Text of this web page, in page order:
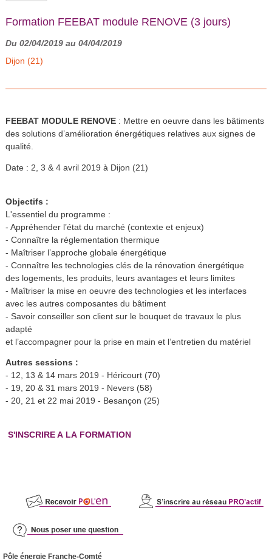
Formation FEEBAT module RENOVE (3 jours)
Du 02/04/2019 au 04/04/2019
Dijon (21)
FEEBAT MODULE RENOVE: Mettre en oeuvre dans les bâtiments
des solutions d’amélioration énergétiques relatives aux signes de
qualité.
Date : 2, 3 & 4 avril 2019 à Dijon (21)
Objectifs :
L'essentiel du programme :
- Appréhender l’état du marché (contexte et enjeux)
- Connaître la réglementation thermique
- Maîtriser l’approche globale énergétique
- Connaître les technologies clés de la rénovation énergétique
des logements, les produits, leurs avantages et leurs limites
- Maîtriser la mise en oeuvre des technologies et les interfaces
avec les autres composantes du bâtiment
- Savoir conseiller son client sur le bouquet de travaux le plus
adapté
et l’accompagner pour la prise en main et l’entretien du matériel
Autres sessions :
- 12, 13 & 14 mars 2019 - Héricourt (70)
- 19, 20 & 31 mars 2019 - Nevers (58)
- 20, 21 et 22 mai 2019 - Besançon (25)
S'INSCRIRE A LA FORMATION
Pôle énergie Franche-Comté